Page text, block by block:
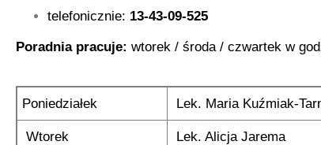
telefonicznie: 13-43-09-525
Poradnia pracuje: wtorek / środa / czwartek w
Poniedziałek Lek. Maria Kuźmiak-
Wtorek Lek. Alicja Jarema